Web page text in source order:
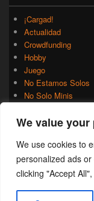
We value
We use cookies to
personalized ads
clicking "Accept
¡Cargad!
Actualidad
Crowdfunding
Hobby
Juego
No Estamos Solos
No Solo Minis
Rumores
Uncategorized